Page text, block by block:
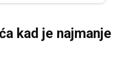
kad je najmanje